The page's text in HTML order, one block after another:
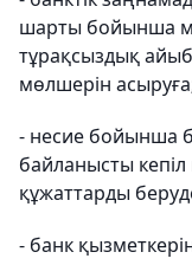
шарты бойынша
тұрақсыздық
мөлшерін
- несие бойынша
байланысты кепіл
құжаттарды
- банк